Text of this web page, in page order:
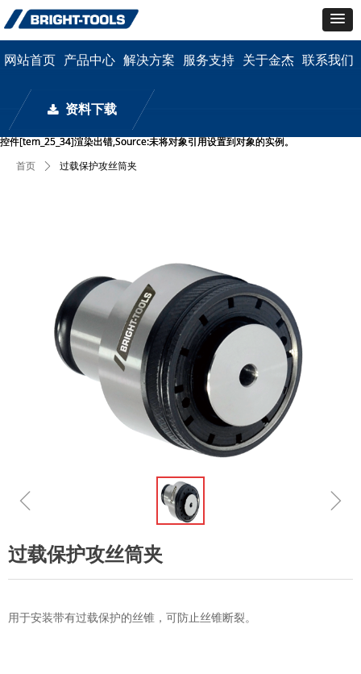
끂 资料下载
网站首页 产品中心 解决方案 服务支持 关于金杰 联系我们
控件[tem_25_34]渲染出错,Source:未将对象引用设置到对象的实例。
首页 ꄲ 过载保护攻丝筒夹
ꁆ ꁇ
过载保护攻丝筒夹
用于安装带有过载保护的丝锥，可防止丝锥断裂。
控件[tem_25_34]渲染出错,Source:未将对象引用设置到对象的实例。